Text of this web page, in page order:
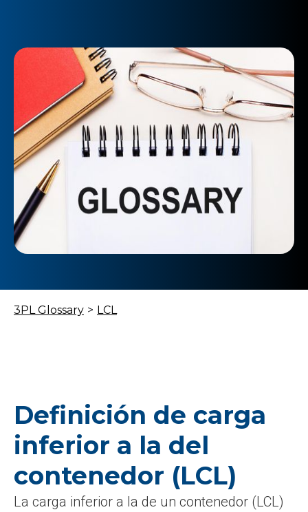
3PL Glossary > LCL
Definición de carga
inferior a la del
contenedor (LCL)
La carga inferior a la de un contenedor (LCL)